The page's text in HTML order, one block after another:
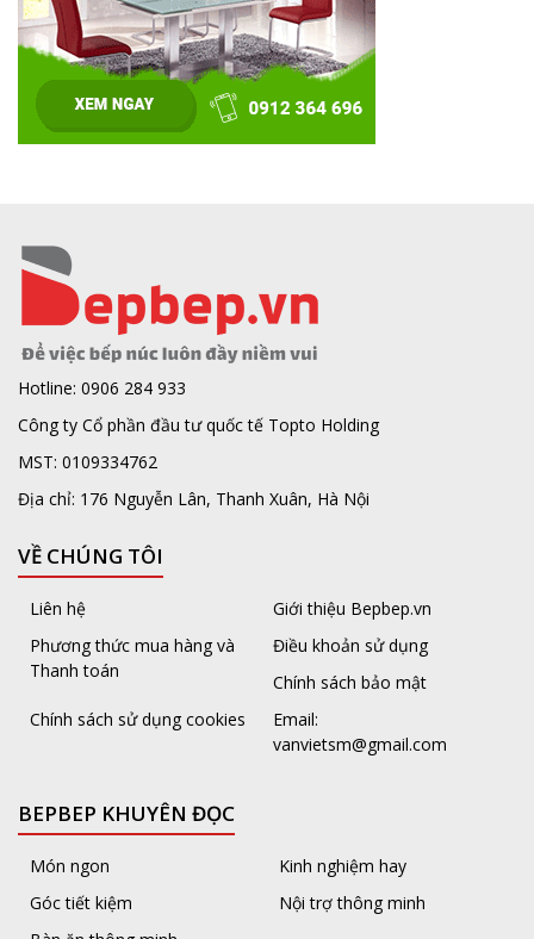
Hotline: 0906 284 933
Công ty Cổ phần đầu tư quốc tế Topto Holding
MST: 0109334762
Địa chỉ: 176 Nguyễn Lân, Thanh Xuân, Hà Nội
VỀ CHÚNG TÔI
Liên hệ
Giới thiệu Bepbep.vn
Phương thức mua hàng và
Thanh toán
Điều khoản sử dụng
Chính sách bảo mật
Chính sách sử dụng cookies
Email:
vanvietsm@gmail.com
BEPBEP KHUYÊN ĐỌC
Món ngon
Kinh nghiệm hay
Góc tiết kiệm
Nội trợ thông minh